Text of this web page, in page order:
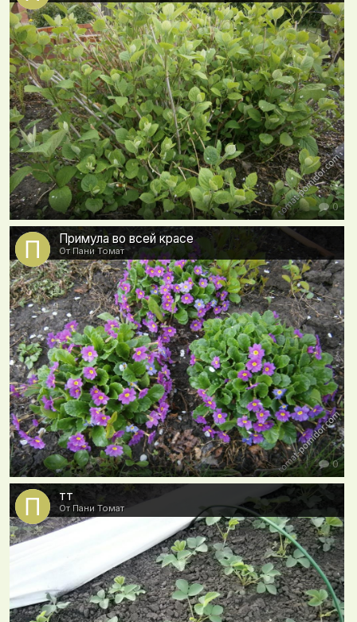
0
Примула во всей красе
От Пани Томат
0
тт
От Пани Томат